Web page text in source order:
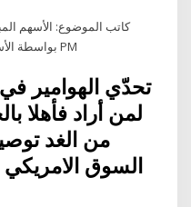
بواسطة الأسهم المباحة - بتاريخ: 11-10-2020 08:55 PM
لمن أراد فأهلا
من الغد
السوق